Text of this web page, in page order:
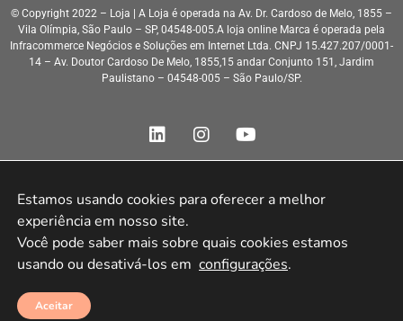
© Copyright 2022 – Loja | A Loja é operada na Av. Dr. Cardoso de Melo, 1855 –
Vila Olímpia, São Paulo – SP, 04548-005.A loja online Marca é operada pela
Infracommerce Negócios e Soluções em Internet Ltda. CNPJ 15.427.207/0001-
14 – Av. Doutor Cardoso De Melo, 1855,15 andar Conjunto 151, Jardim
Paulistano – 04548-005 – São Paulo/SP.
Estamos usando cookies para oferecer a melhor
experiência em nosso site.
Você pode saber mais sobre quais cookies estamos
usando ou desativá-los em configurações.
Aceitar